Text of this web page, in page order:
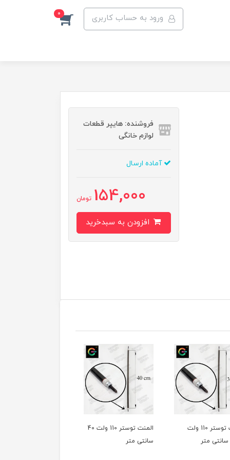
ورود به حساب کاربری 0
فروشنده: هایپر قطعات
لوازم خانگی
آماده ارسال
154,000 تومان
المنت توستر 110 ولت
المنت توستر 110 ولت 40
سانتی متر